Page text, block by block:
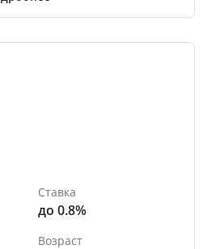
Ставка
до 0.8%
Возраст